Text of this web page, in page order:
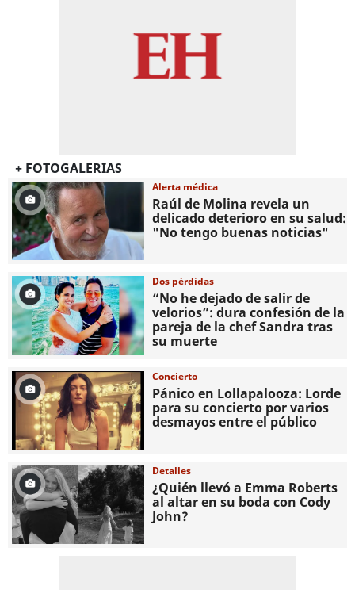
+ FOTOGALERIAS
Alerta médica
Raúl de Molina revela un
delicado deterioro en su salud:
"No tengo buenas noticias"
Dos pérdidas
“No he dejado de salir de
velorios”: dura confesión de la
pareja de la chef Sandra tras
su muerte
Concierto
Pánico en Lollapalooza: Lorde
para su concierto por varios
desmayos entre el público
Detalles
¿Quién llevó a Emma Roberts
al altar en su boda con Cody
John?